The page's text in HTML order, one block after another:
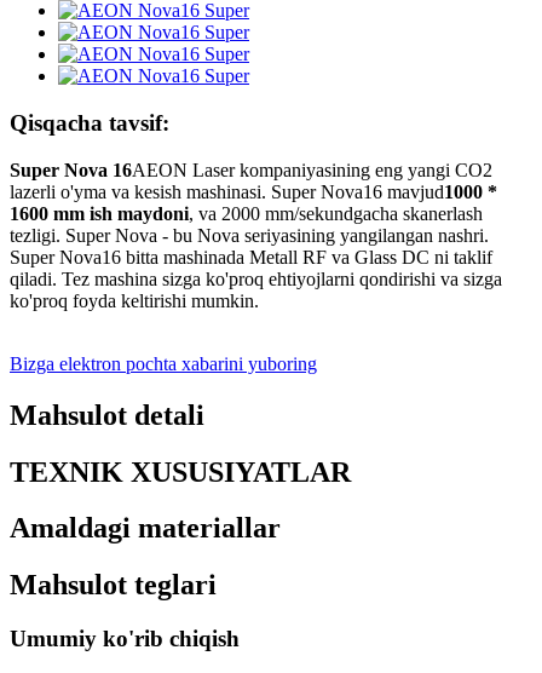
Qisqacha tavsif:
Super Nova 16AEON Laser kompaniyasining eng yangi CO2
lazerli o'yma va kesish mashinasi. Super Nova16 mavjud1000 *
1600 mm ish maydoni, va 2000 mm/sekundgacha skanerlash
tezligi. Super Nova - bu Nova seriyasining yangilangan nashri.
Super Nova16 bitta mashinada Metall RF va Glass DC ni taklif
qiladi. Tez mashina sizga ko'proq ehtiyojlarni qondirishi va sizga
ko'proq foyda keltirishi mumkin.
Bizga elektron pochta xabarini yuboring
Mahsulot detali
TEXNIK XUSUSIYATLAR
Amaldagi materiallar
Mahsulot teglari
Umumiy ko'rib chiqish